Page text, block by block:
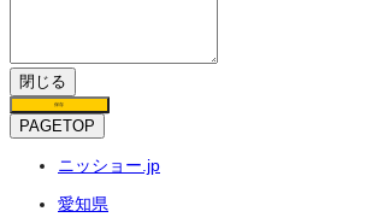
閉じる
保存
PAGETOP
ニッショー.jp
愛知県